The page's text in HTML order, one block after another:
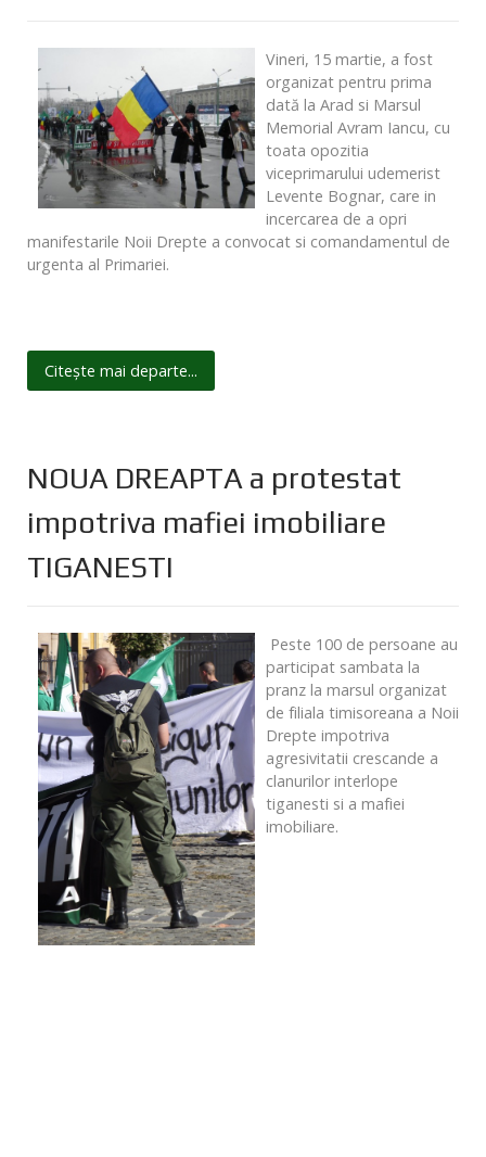
Vineri, 15 martie, a fost
organizat pentru prima
dată la Arad si Marsul
Memorial Avram Iancu, cu
toata opozitia
viceprimarului udemerist
Levente Bognar, care in
incercarea de a opri
manifestarile Noii Drepte a convocat si comandamentul de
urgenta al Primariei.
Citește mai departe...
NOUA DREAPTA a protestat
impotriva mafiei imobiliare
TIGANESTI
Peste 100 de persoane au
participat sambata la
pranz la marsul organizat
de filiala timisoreana a Noii
Drepte impotriva
agresivitatii crescande a
clanurilor interlope
tiganesti si a mafiei
imobiliare.